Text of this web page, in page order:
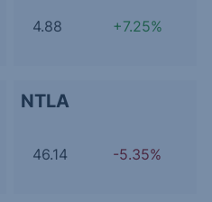
4.88 +7.25%
NTLA
46.14 -5.35%